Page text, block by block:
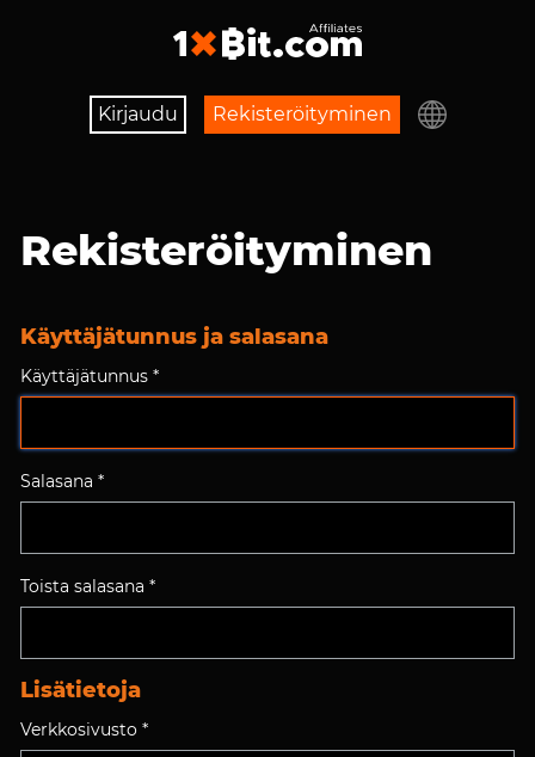
Kirjaudu Rekisteröityminen
Rekisteröityminen
Käyttäjätunnus ja salasana
Käyttäjätunnus *
Salasana *
Toista salasana *
Lisätietoja
Verkkosivusto *